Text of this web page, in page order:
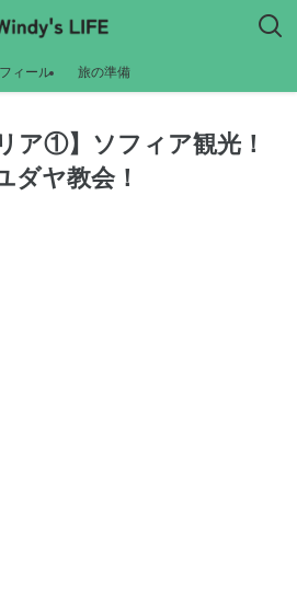
ィール 旅の準備
ア①】ソフィア観光！
ダヤ教会！